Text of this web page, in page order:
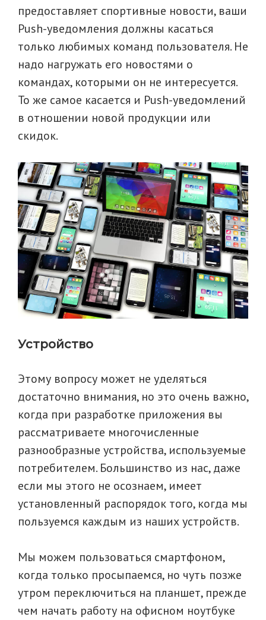
предоставляет спортивные новости, ваши
Рush-уведомления должны касаться
только любимых команд пользователя. Не
надо нагружать его новостями о
командах, которыми он не интересуется.
То же самое касается и Рush-уведомлений
в отношении новой продукции или
скидок.
Устройство
Этому вопросу может не уделяться
достаточно внимания, но это очень важно,
когда при разработке приложения вы
рассматриваете многочисленные
разнообразные устройства, используемые
потребителем. Большинство из нас, даже
если мы этого не осознаем, имеет
установленный распорядок того, когда мы
пользуемся каждым из наших устройств.
Мы можем пользоваться смартфоном,
когда только просыпаемся, но чуть позже
утром переключиться на планшет, прежде
чем начать работу на офисном ноутбуке